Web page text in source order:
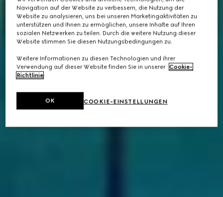
Navigation auf der Website zu verbessern, die Nutzung der
Website zu analysieren, uns bei unseren Marketingaktivitäten zu
unterstützen und Ihnen zu ermöglichen, unsere Inhalte auf Ihren
sozialen Netzwerken zu teilen. Durch die weitere Nutzung dieser
Website stimmen Sie diesen Nutzungsbedingungen zu.
Weitere Informationen zu diesen Technologien und ihrer
Verwendung auf dieser Website finden Sie in unserer Cookie-
Richtlinie.
COOKIE-EINSTELLUNGEN
OK